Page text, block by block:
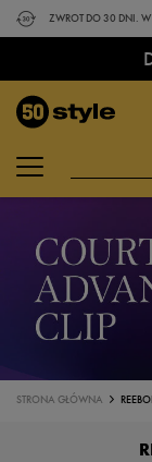
ZWROT DO 30 DNI.
STRONA GŁÓWNA